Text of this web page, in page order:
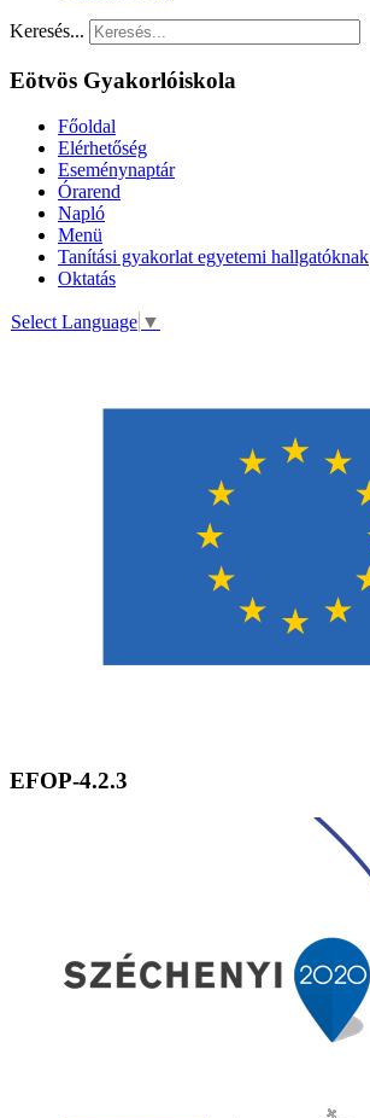
Keresés...
Eötvös Gyakorlóiskola
Főoldal
Elérhetőség
Eseménynaptár
Órarend
Napló
Menü
Tanítási gyakorlat egyetemi hallgatóknak
Oktatás
Select Language ▼
EFOP-4.2.3